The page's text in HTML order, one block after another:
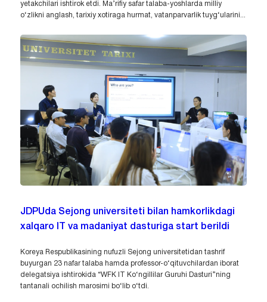
yetakchilari ishtirok etdi. Ma’rifiy safar talaba-yoshlarda milliy
o‘zlikni anglash, tarixiy xotiraga hurmat, vatanparvarlik tuyg‘ularini...
JDPUda Sejong universiteti bilan hamkorlikdagi
xalqaro IT va madaniyat dasturiga start berildi
Koreya Respublikasining nufuzli Sejong universitetidan tashrif
buyurgan 23 nafar talaba hamda professor-o‘qituvchilardan iborat
delegatsiya ishtirokida “WFK IT Ko‘ngillilar Guruhi Dasturi”ning
tantanali ochilish marosimi bo‘lib o‘tdi.